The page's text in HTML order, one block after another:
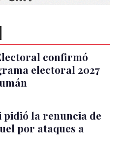
confirmó
electoral 2027
pidió la renuncia de
por ataques a